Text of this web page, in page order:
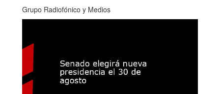
Grupo Radiofónico y Medios